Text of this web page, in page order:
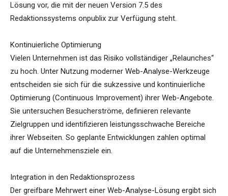
Lösung vor, die mit der neuen Version 7.5 des
Redaktionssystems onpublix zur Verfügung steht.
Kontinuierliche Optimierung
Vielen Unternehmen ist das Risiko vollständiger „Relaunches“
zu hoch. Unter Nutzung moderner Web-Analyse-Werkzeuge
entscheiden sie sich für die sukzessive und kontinuierliche
Optimierung (Continuous Improvement) ihrer Web-Angebote.
Sie untersuchen Besucherströme, definieren relevante
Zielgruppen und identifizieren leistungsschwache Bereiche
ihrer Webseiten. So geplante Entwicklungen zahlen optimal
auf die Unternehmensziele ein.
Integration in den Redaktionsprozess
Der greifbare Mehrwert einer Web-Analyse-Lösung ergibt sich